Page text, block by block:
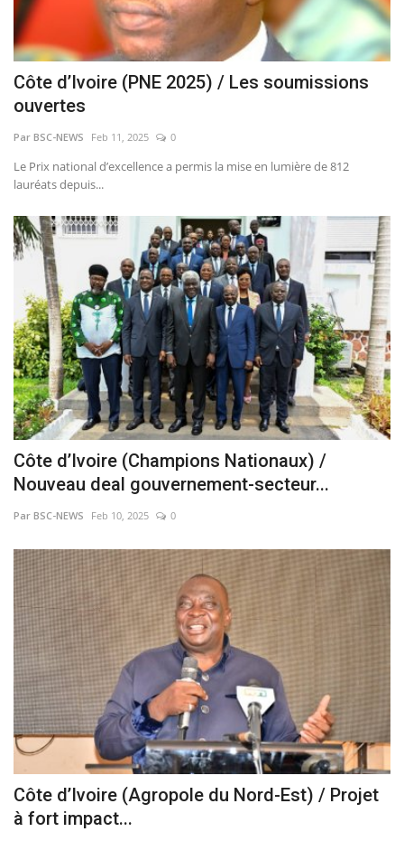
Côte d’Ivoire (PNE 2025) / Les soumissions
ouvertes
Par BSC-NEWS Feb 11, 2025 0
Le Prix national d’excellence a permis la mise en lumière de 812
lauréats depuis...
Côte d’Ivoire (Champions Nationaux) /
Nouveau deal gouvernement-secteur...
Par BSC-NEWS Feb 10, 2025 0
Côte d’Ivoire (Agropole du Nord-Est) / Projet
à fort impact...